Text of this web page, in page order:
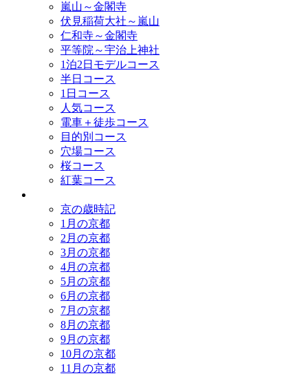
嵐山～金閣寺
伏見稲荷大社～嵐山
仁和寺～金閣寺
平等院～宇治上神社
1泊2日モデルコース
半日コース
1日コース
人気コース
電車＋徒歩コース
目的別コース
穴場コース
桜コース
紅葉コース
京の歳時記
1月の京都
2月の京都
3月の京都
4月の京都
5月の京都
6月の京都
7月の京都
8月の京都
9月の京都
10月の京都
11月の京都